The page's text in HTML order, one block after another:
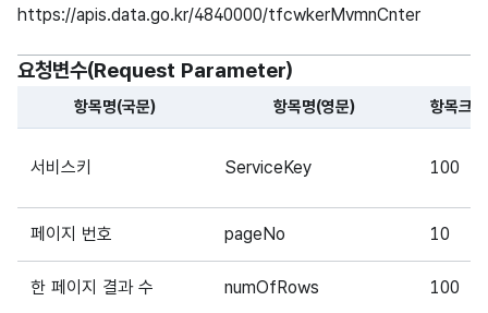
https://apis.data.go.kr/4840000/tfcwkerMvmnCnter
요청변수(Request Parameter)
항목명(국문) 항목명(영문) 항목크기
서비스키 ServiceKey 100
페이지 번호 pageNo 10
한 페이지 결과 수 numOfRows 100